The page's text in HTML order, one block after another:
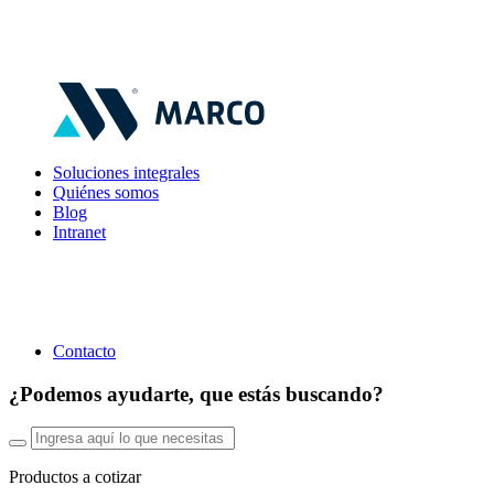
Soluciones integrales
Quiénes somos
Blog
Intranet
Contacto
¿Podemos ayudarte, que estás buscando?
Productos a cotizar